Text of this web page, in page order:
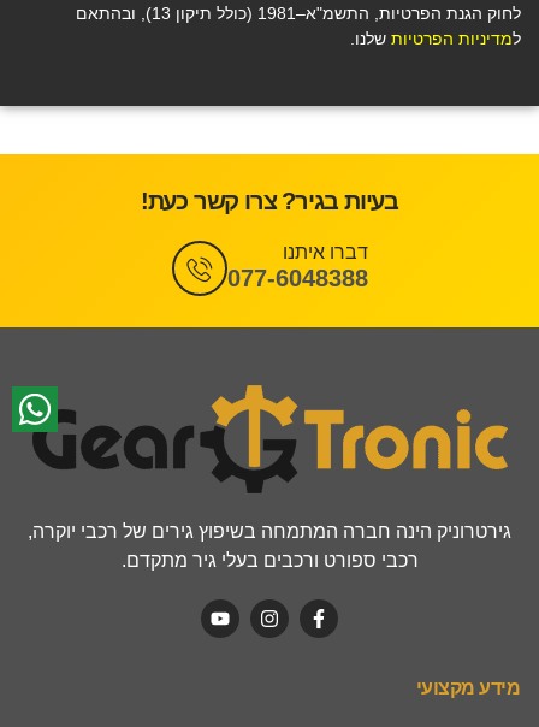
לחוק הגנת הפרטיות, התשמ"א–1981 (כולל תיקון 13), ובהתאם
למדיניות הפרטיות שלנו.
בעיות בגיר? צרו קשר כעת!
דברו איתנו
077-6048388
גירטרוניק הינה חברה המתמחה בשיפוץ גירים של רכבי יוקרה,
רכבי ספורט ורכבים בעלי גיר מתקדם.
מידע מקצועי